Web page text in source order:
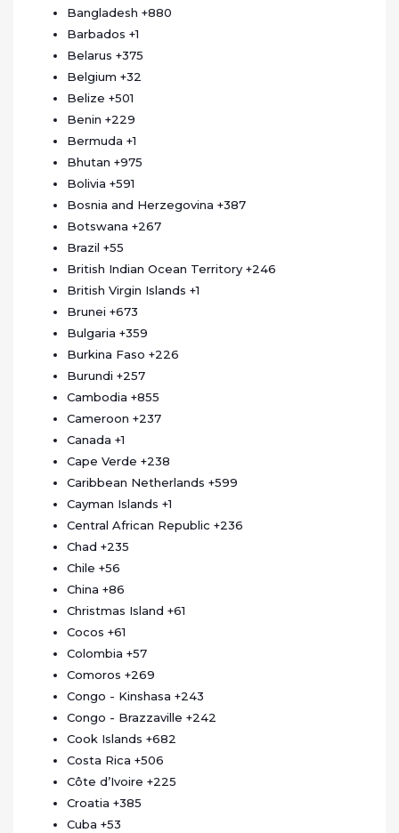
Bangladesh +880
Barbados +1
Belarus +375
Belgium +32
Belize +501
Benin +229
Bermuda +1
Bhutan +975
Bolivia +591
Bosnia and Herzegovina +387
Botswana +267
Brazil +55
British Indian Ocean Territory +246
British Virgin Islands +1
Brunei +673
Bulgaria +359
Burkina Faso +226
Burundi +257
Cambodia +855
Cameroon +237
Canada +1
Cape Verde +238
Caribbean Netherlands +599
Cayman Islands +1
Central African Republic +236
Chad +235
Chile +56
China +86
Christmas Island +61
Cocos +61
Colombia +57
Comoros +269
Congo - Kinshasa +243
Congo - Brazzaville +242
Cook Islands +682
Costa Rica +506
Côte d’Ivoire +225
Croatia +385
Cuba +53